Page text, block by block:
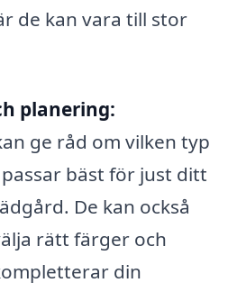
de kan vara till stor
planering:
ge råd om vilken typ
bäst för just ditt
De kan också
rätt färger och
din